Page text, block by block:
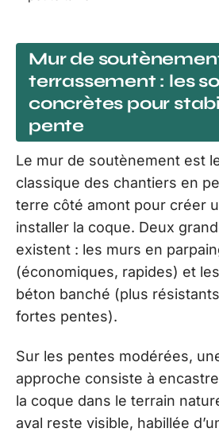
Mur de
terrassement : les
concrètes pour
pente
Le mur de soutènement est
classique des chantiers en
terre côté amont pour créer
installer la coque. Deux
existent : les murs en
(économiques, rapides) et
béton banché (plus
fortes pentes).
Sur les pentes modérées,
approche consiste à
la coque dans le terrain
aval reste visible, habillée